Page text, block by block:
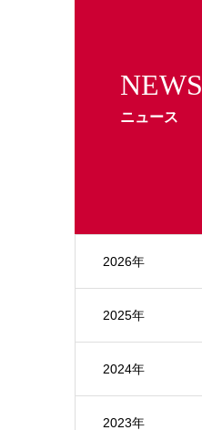
NEWS
ニュース
2026年
2025年
2024年
2023年